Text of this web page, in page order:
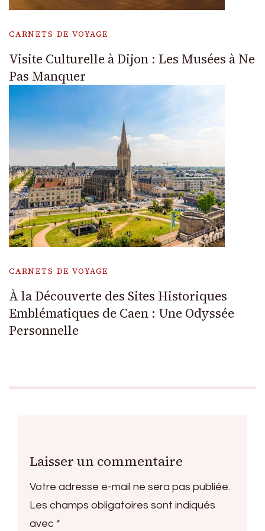
CARNETS DE VOYAGE
Visite Culturelle à Dijon : Les Musées à Ne
Pas Manquer
CARNETS DE VOYAGE
À la Découverte des Sites Historiques
Emblématiques de Caen : Une Odyssée
Personnelle
Laisser un commentaire
Votre adresse e-mail ne sera pas publiée.
Les champs obligatoires sont indiqués
avec *